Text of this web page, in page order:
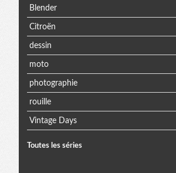
Blender
Citroën
dessin
moto
photographie
rouille
Vintage Days
Toutes les séries